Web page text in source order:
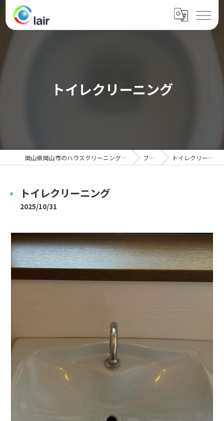
トイレクリーニング
岡山県岡山市のハウスクリーニングならクレール ブログ トイレクリーニング
トイレクリーニング
2025/10/31